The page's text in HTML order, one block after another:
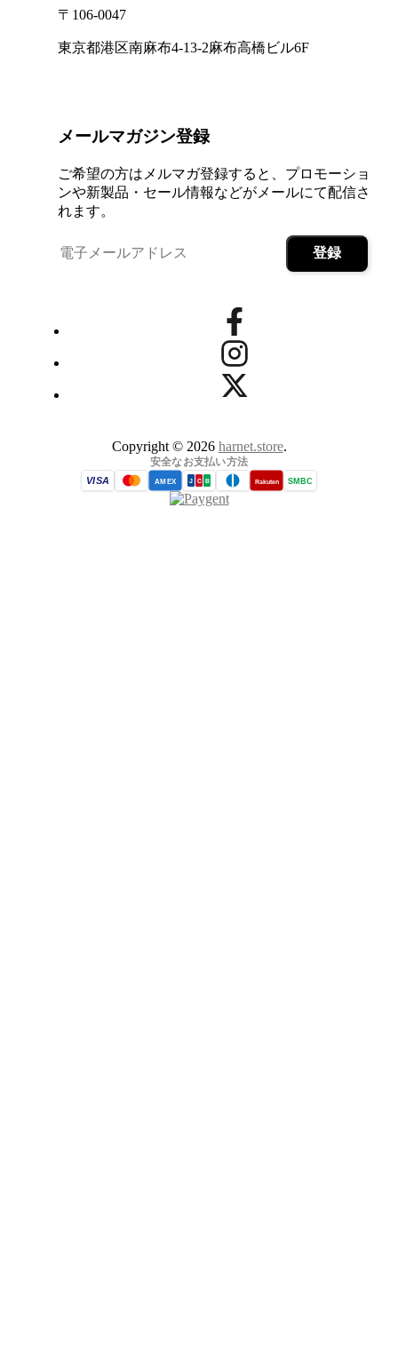
〒106-0047
東京都港区南麻布4-13-2麻布高橋ビル6F
メールマガジン登録
ご希望の方はメルマガ登録すると、プロモーショ
ンや新製品・セール情報などがメールにて配信さ
れます。
Copyright © 2026 harnet.store.
安全なお支払い方法
VISA AMEX J C B Rakuten SMBC